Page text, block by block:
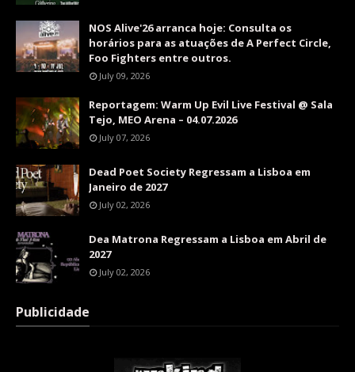
NOS Alive'26 arranca hoje: Consulta os
horários para as atuações de A Perfect Circle,
Foo Fighters entre outros.
July 09, 2026
Reportagem: Warm Up Evil Live Festival @ Sala
Tejo, MEO Arena – 04.07.2026
July 07, 2026
Dead Poet Society Regressam a Lisboa em
Janeiro de 2027
July 02, 2026
Dea Matrona Regressam a Lisboa em Abril de
2027
July 02, 2026
Publicidade